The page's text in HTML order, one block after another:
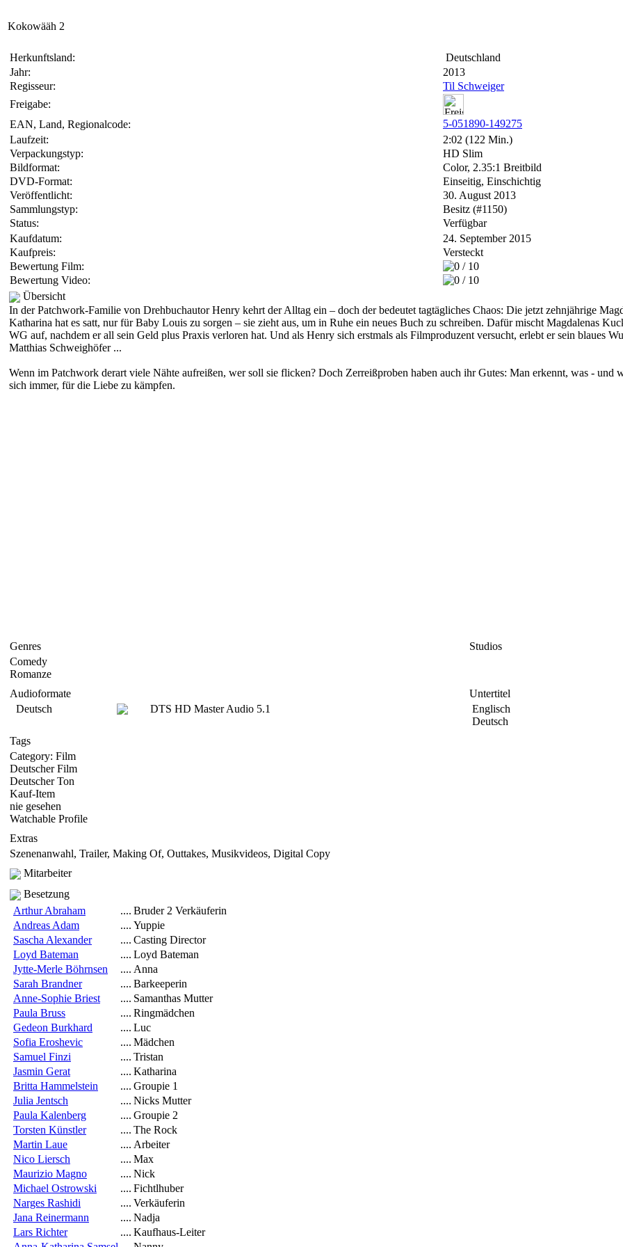
Kokowääh 2
Herkunftsland:
Deutschland
Jahr:
2013
Regisseur:
Til Schweiger
Freigabe:
EAN, Land, Regionalcode:
5-051890-149275
Laufzeit:
2:02 (122 Min.)
Verpackungstyp:
HD Slim
Bildformat:
Color, 2.35:1 Breitbild
DVD-Format:
Einseitig, Einschichtig
Veröffentlicht:
30. August 2013
Sammlungstyp:
Besitz (#1150)
Status:
Verfügbar
Kaufdatum:
24. September 2015
Kaufpreis:
Versteckt
Bewertung Film:
Bewertung Video:
Übersicht
In der Patchwork-Familie von Drehbuchautor Henry kehrt der Alltag ein – doch der bedeutet tagtägliches Chaos: Die jetzt zehnjährige
Katharina hat es satt, nur für Baby Louis zu sorgen – sie zieht aus, um in Ruhe ein neues Buch zu schreiben. Dafür mischt Magdalenas
WG auf, nachdem er all sein Geld plus Praxis verloren hat. Und als Henry sich erstmals als Filmproduzent versucht, erlebt er sein blaues
Matthias Schweighöfer ...
Wenn im Patchwork derart viele Nähte aufreißen, wer soll sie flicken? Doch Zerreißproben haben auch ihr Gutes: Man erkennt, was - und
sich immer, für die Liebe zu kämpfen.
Genres
Comedy
Romanze
Studios
Audioformate
Deutsch
DTS HD Master Audio 5.1
Untertitel
Englisch
Deutsch
Tags
Category: Film
Deutscher Film
Deutscher Ton
Kauf-Item
nie gesehen
Watchable Profile
Extras
Szenenanwahl, Trailer, Making Of, Outtakes, Musikvideos, Digital Copy
Mitarbeiter
Besetzung
Arthur Abraham
.... Bruder 2 Verkäuferin
Andreas Adam
.... Yuppie
Sascha Alexander
.... Casting Director
Loyd Bateman
.... Loyd Bateman
Jytte-Merle Böhrnsen
.... Anna
Sarah Brandner
.... Barkeeperin
Anne-Sophie Briest
.... Samanthas Mutter
Paula Bruss
.... Ringmädchen
Gedeon Burkhard
.... Luc
Sofia Eroshevic
.... Mädchen
Samuel Finzi
.... Tristan
Jasmin Gerat
.... Katharina
Britta Hammelstein
.... Groupie 1
Julia Jentsch
.... Nicks Mutter
Paula Kalenberg
.... Groupie 2
Torsten Künstler
.... The Rock
Martin Laue
.... Arbeiter
Nico Liersch
.... Max
Maurizio Magno
.... Nick
Michael Ostrowski
.... Fichtlhuber
Narges Rashidi
.... Verkäuferin
Jana Reinermann
.... Nadja
Lars Richter
.... Kaufhaus-Leiter